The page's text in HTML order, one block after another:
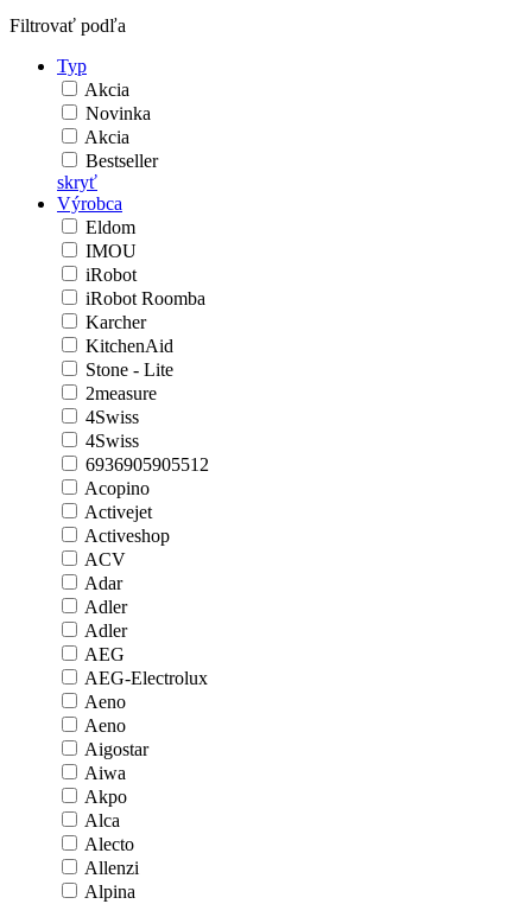
Filtrovať podľa
Typ
Akcia
Novinka
Akcia
Bestseller
skryť
Výrobca
Eldom
IMOU
iRobot
iRobot Roomba
Karcher
KitchenAid
Stone - Lite
2measure
4Swiss
4Swiss
6936905905512
Acopino
Activejet
Activeshop
ACV
Adar
Adler
Adler
AEG
AEG-Electrolux
Aeno
Aeno
Aigostar
Aiwa
Akpo
Alca
Alecto
Allenzi
Alpina